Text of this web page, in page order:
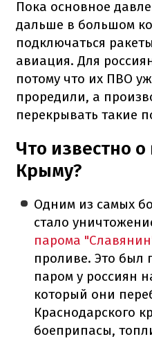
Пока основное
дальше в большом
подключаться
авиация. Для
потому что их ПВО
проредили, а
перекрывать такие
Что известно
Крыму?
Одним из самых
стало
парома
проливе. Это был
паром у россиян
который они
Краснодарского
боеприпасы,